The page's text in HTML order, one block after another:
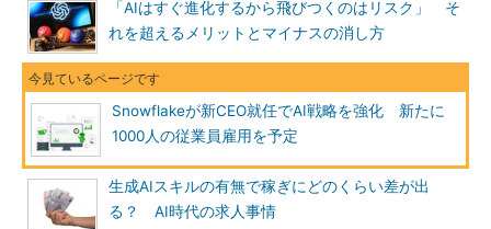
「AIはすぐ進化するから飛びつくのはリスク」 そ
れを超えるメリットとマイナスの消し方
Snowflakeが新CEO就任でAI戦略を強化 新たに
1000人の従業員雇用を予定
生成AIスキルの有無で稼ぎにどのくらい差が出
る？ AI時代の求人事情